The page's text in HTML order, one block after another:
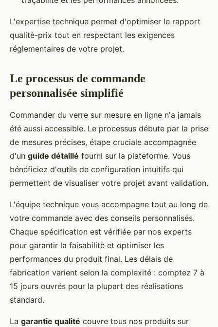
L'expertise technique permet d'optimiser le rapport
qualité-prix tout en respectant les exigences
réglementaires de votre projet.
Le processus de commande
personnalisée simplifié
Commander du verre sur mesure en ligne n'a jamais
été aussi accessible. Le processus débute par la prise
de mesures précises, étape cruciale accompagnée
d'un guide détaillé fourni sur la plateforme. Vous
bénéficiez d'outils de configuration intuitifs qui
permettent de visualiser votre projet avant validation.
L'équipe technique vous accompagne tout au long de
votre commande avec des conseils personnalisés.
Chaque spécification est vérifiée par nos experts
pour garantir la faisabilité et optimiser les
performances du produit final. Les délais de
fabrication varient selon la complexité : comptez 7 à
15 jours ouvrés pour la plupart des réalisations
standard.
La garantie qualité couvre tous nos produits sur